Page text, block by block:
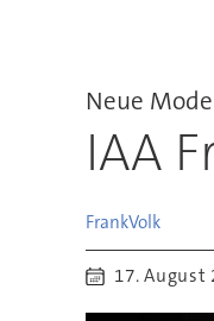
Neue
IAA
FrankVolk
17.